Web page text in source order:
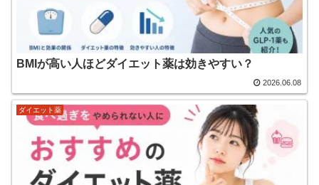
BMIが高い人ほどダイエット薬は効きやすい？
2026.06.08
ダイエット薬